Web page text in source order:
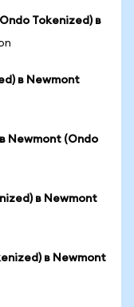
Tokenized) в
в Newmont
Newmont (Ondo
в Newmont
в Newmont